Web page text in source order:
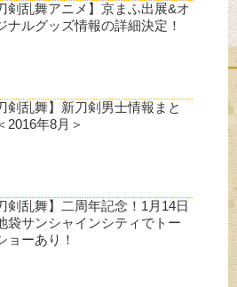
剣乱舞アニメ】京まふ出展&オ
ナルグッズ情報の詳細決定！
剣乱舞】新刀剣男士情報まと
2016年8月＞
剣乱舞】二周年記念！1月14日
袋サンシャインシティでトー
ョーあり！